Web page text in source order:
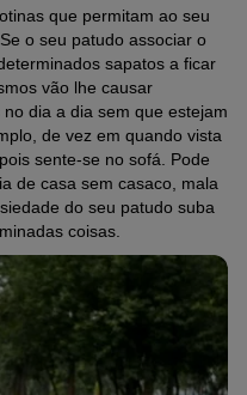
que permitam ao seu
o seu patudo associar o
sapatos a ficar
vão lhe causar
dia a dia sem que estejam
de vez em quando vista
sente-se no sofá. Pode
de casa sem casaco, mala
do seu patudo suba
coisas.